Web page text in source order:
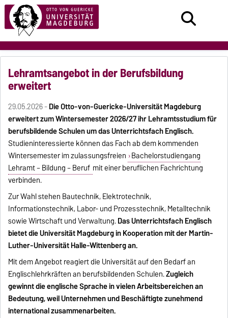
Lehramtsangebot in der Berufsbildung
erweitert
29.05.2026 -Die Otto-von-Guericke-Universität Magdeburg
erweitert zum Wintersemester 2026/27 ihr Lehramtsstudium für
berufsbildende Schulen um das Unterrichtsfach Englisch.
Studieninteressierte können das Fach ab dem kommenden
Wintersemester im zulassungsfreien Bachelorstudiengang
Lehramt – Bildung – Beruf mit einer beruflichen Fachrichtung
verbinden.
Zur Wahl stehen Bautechnik, Elektrotechnik,
Informationstechnik, Labor- und Prozesstechnik, Metalltechnik
sowie Wirtschaft und Verwaltung.Das Unterrichtsfach Englisch
bietet die Universität Magdeburg in Kooperation mit der Martin-
Luther-Universität Halle-Wittenberg an.
Mit dem Angebot reagiert die Universität auf den Bedarf an
Englischlehrkräften an berufsbildenden Schulen.Zugleich
gewinnt die englische Sprache in vielen Arbeitsbereichen an
Bedeutung, weil Unternehmen und Beschäftigte zunehmend
international zusammenarbeiten.